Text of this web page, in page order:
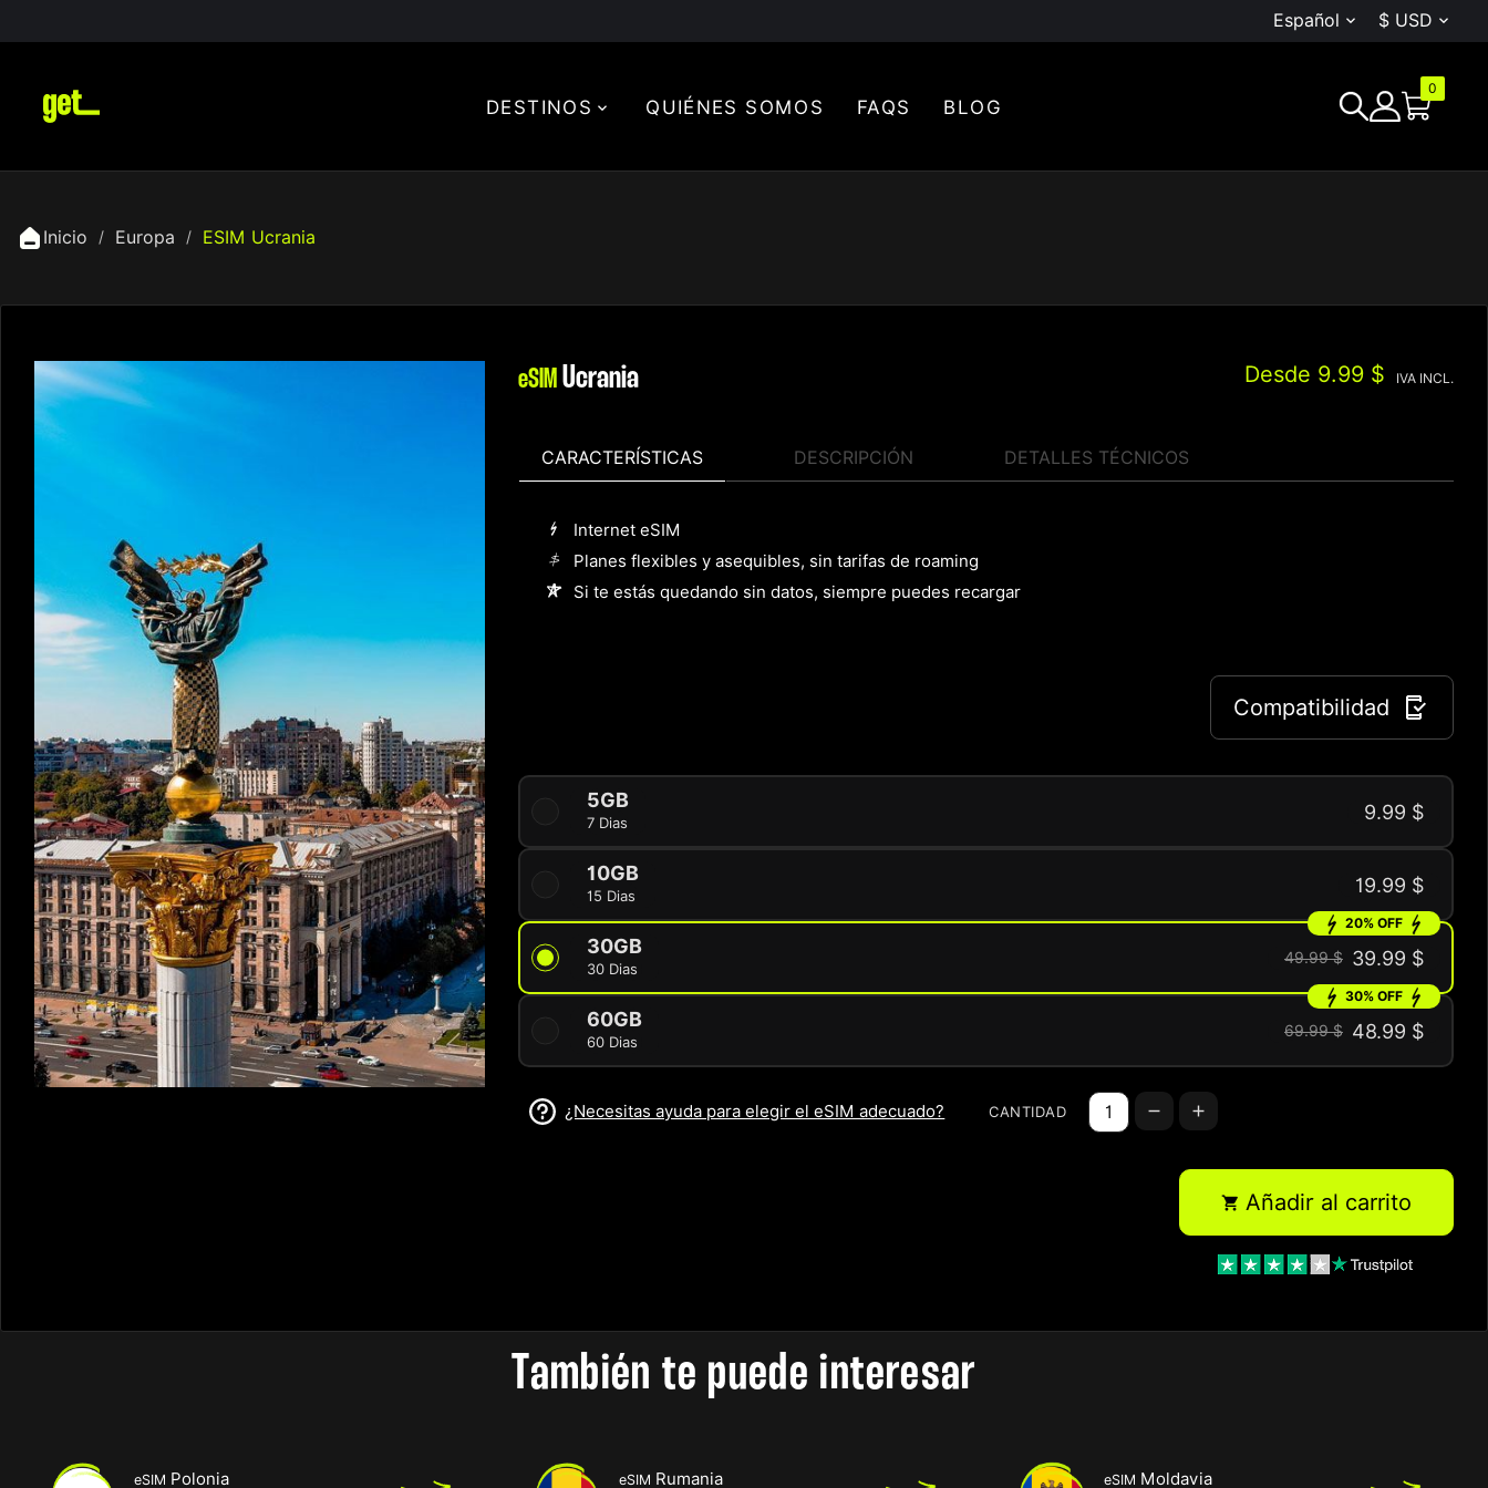
Español  $ USD 
DESTINOS QUIÉNES SOMOS FAQS BLOG
0
Inicio Europa ESIM Ucrania
eSIM Ucrania Desde 9.99 $ IVA INCL.
CARACTERÍSTICAS DESCRIPCIÓN DETALLES TÉCNICOS
Internet eSIM
Planes flexibles y asequibles, sin tarifas de roaming
Si te estás quedando sin datos, siempre puedes recargar
Compatibilidad
5GB
7 Dias 9.99 $
10GB
15 Dias 19.99 $
30GB
30 Dias
20% OFF
49.99 $ 39.99 $
60GB
60 Dias
30% OFF
69.99 $ 48.99 $
¿Necesitas ayuda para elegir el eSIM adecuado? CANTIDAD
 Añadir al carrito
También te puede interesar
eSIM Polonia eSIM Rumania eSIM Moldavia